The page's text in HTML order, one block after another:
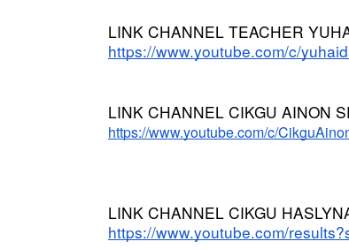
LINK CHANNEL TEACHER
https://www.youtube.com/c/
LINK CHANNEL CIKGU AINON
https://www.youtube.com/c/
LINK CHANNEL CIKGU
https://www.youtube.com/
[LIVE] PRINSIP PERAKAUNAN,
TUNTAS SOALAN 1 TRIAL
TIMBALAN